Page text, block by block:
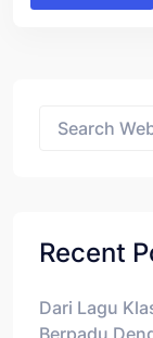
Recent
Dari Lagu
Berpadu